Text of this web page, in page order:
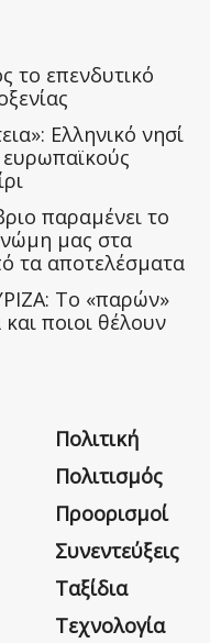
το επενδυτικό
Ελληνικό νησί
παραμένει το
μας στα
τα αποτελέσματα
Το «παρών»
ποιοι θέλουν
Πολιτική
Πολιτισμός
Προορισμοί
Συνεντεύξεις
Ταξίδια
Τεχνολογία